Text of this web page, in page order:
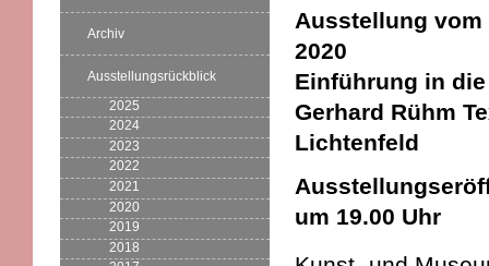
Archiv
Ausstellungsrückblick
2025
2024
2023
2022
2021
2020
2019
2018
Ausstellung vom
2020
Einführung in
Gerhard Rühm
Lichtenfeld
um 19.00 Uhr